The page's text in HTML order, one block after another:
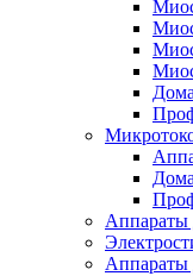
Аппараты
Аппараты